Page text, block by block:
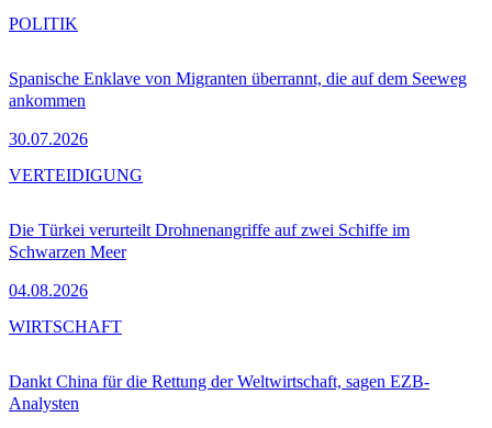
Spanische Enklave von Migranten überrannt, die auf dem Seeweg
ankommen
30.07.2026
POLITIK
Die Türkei verurteilt Drohnenangriffe auf zwei Schiffe im
Schwarzen Meer
04.08.2026
VERTEIDIGUNG
Dankt China für die Rettung der Weltwirtschaft, sagen EZB-
Analysten
WIRTSCHAFT